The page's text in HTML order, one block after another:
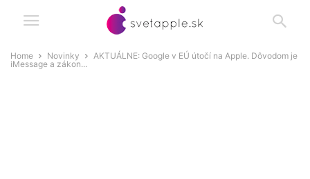
Home Novinky
AKTUÁLNE: Google v EÚ útočí na Apple. Dôvodom je
iMessage a zákon...